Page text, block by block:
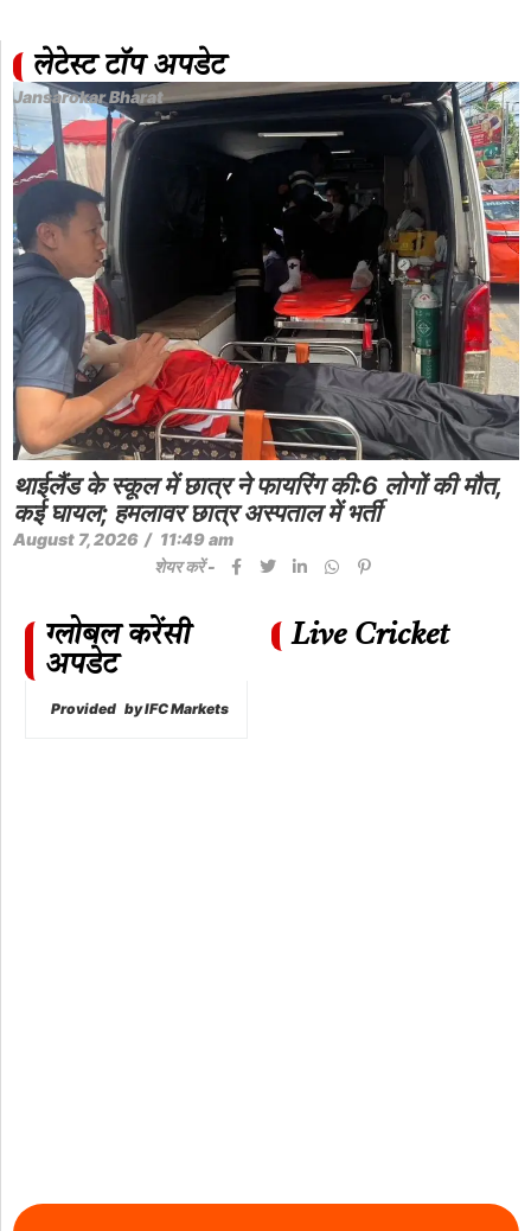
लेटेस्ट टॉप अपडेट
Jansarokar Bharat
थाईलैंड के स्कूल में छात्र ने फायरिंग की:6 लोगों की मौत,
कई घायल; हमलावर छात्र अस्पताल में भर्ती
August 7, 2026 / 11:49 am
शेयर करें -
ग्लोबल करेंसी
अपडेट
Provided by IFC Markets
Live Cricket